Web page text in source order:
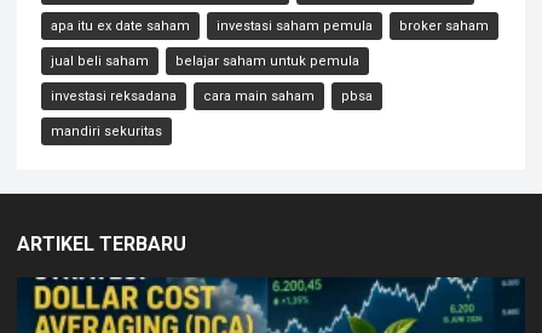
apa itu ex date saham investasi saham pemula broker saham
jual beli saham belajar saham untuk pemula
investasi reksadana cara main saham pbsa
mandiri sekuritas
ARTIKEL TERBARU